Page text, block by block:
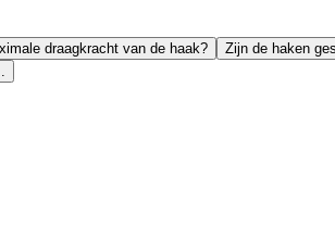
draagkracht van de haak? Zijn de haken